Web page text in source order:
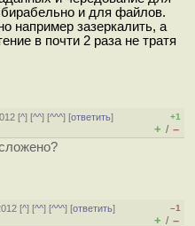
и для файлов.
например зазеркалить, а
в почти 2 раза не тратя
[^] [^^] [^^^] [ответить]
+1
+ / –
[^] [^^] [^^^] [ответить]
–1
+ / –